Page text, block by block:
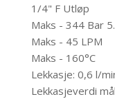
1/4" F Utløp
Maks - 344 Bar
Maks - 45 LPM
Maks - 160°C
Lekkasje: 0,6 l/
Lekkasjeverdi